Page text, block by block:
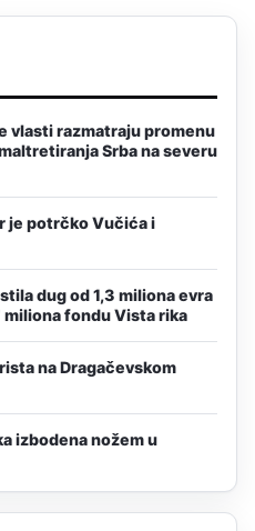
vlasti razmatraju promenu
Srba na severu
je potrčko Vučića i
dug od 1,3 miliona evra
miliona fondu Vista rika
na Dragačevskom
izbodena nožem u